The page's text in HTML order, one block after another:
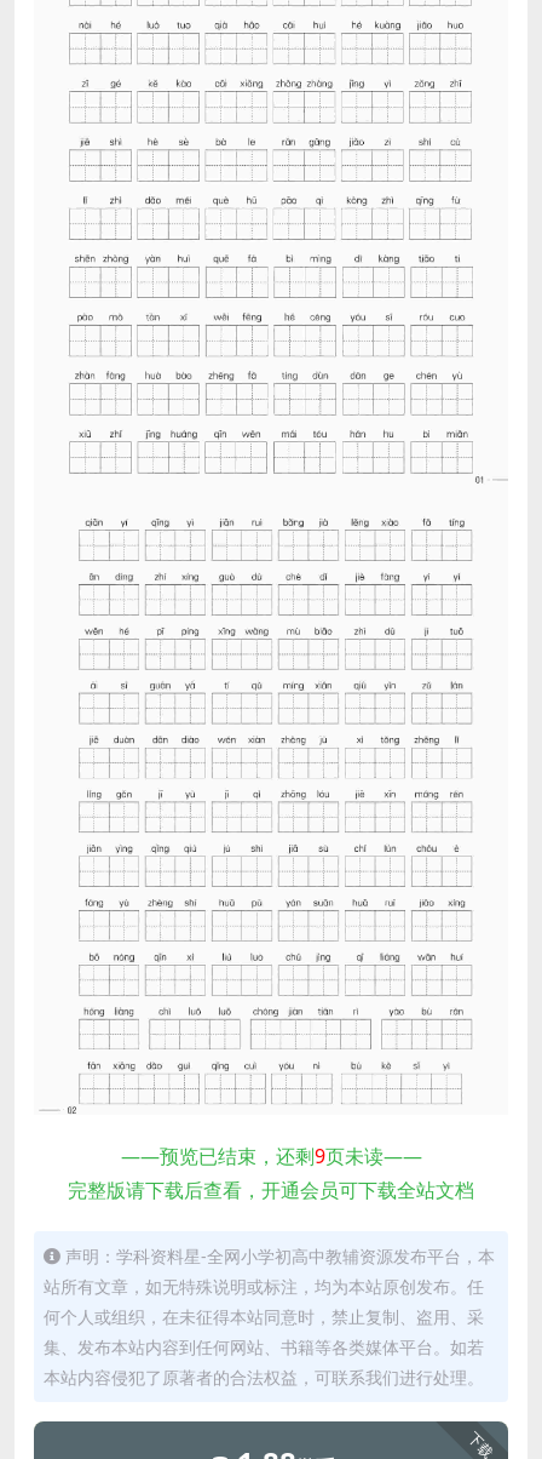
——预览已结束，还剩9页未读——
完整版请下载后查看，开通会员可下载全站文档
声明：学科资料星-全网小学初高中教辅资源发布平台，本
站所有文章，如无特殊说明或标注，均为本站原创发布。任
何个人或组织，在未征得本站同意时，禁止复制、盗用、采
集、发布本站内容到任何网站、书籍等各类媒体平台。如若
本站内容侵犯了原著者的合法权益，可联系我们进行处理。
下载